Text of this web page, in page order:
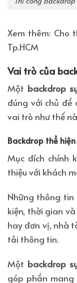
Xem thêm: Cho
Tp.HCM
Vai trò của
Một backdrop
đúng với chủ đề
vai trò như thế
Backdrop thể
Mục đích chính
thiệu với khách
Những thông tin
kiện, thời gian
hay đơn vị, nhà
tải thông tin.
Một backdrop
góp phần mang